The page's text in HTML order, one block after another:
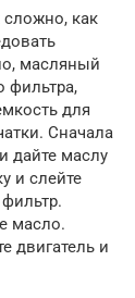
как
масляный
фильтра,
для
Сначала
дайте маслу
и слейте
масло.
двигатель и